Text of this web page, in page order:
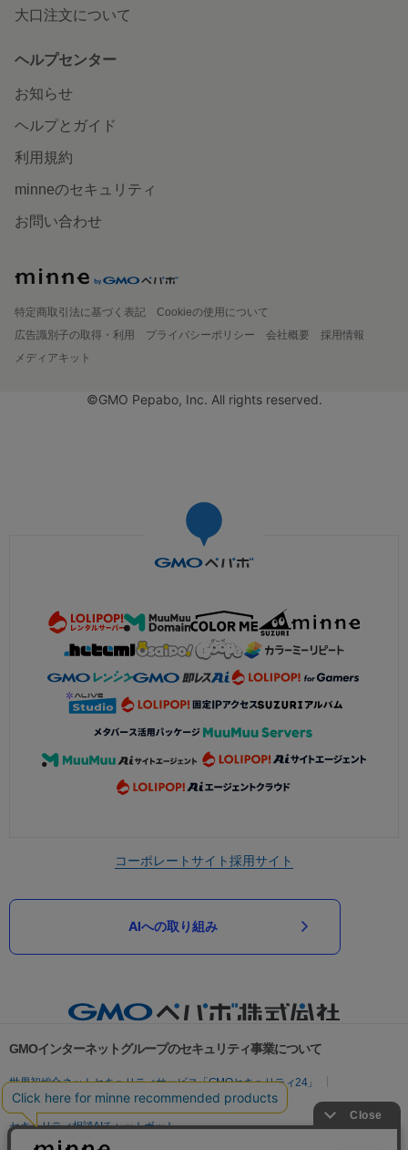
大口注文について
ヘルプセンター
お知らせ
ヘルプとガイド
利用規約
minneのセキュリティ
お問い合わせ
特定商取引法に基づく表記
Cookieの使用について
広告識別子の取得・利用
プライバシーポリシー 会社概要
採用情報
メディアキット
©GMO Pepabo, Inc. All rights reserved.
コーポレートサイト採用サイト
AIへの取り組み
GMOインターネットグループのセキュリティ事業について
世界初総合ネットセキュリティサービス「GMOセキュリティ24」
パスワード漏洩診断
Webサイトリスク診断
セキュリティ相談AIチャットボット